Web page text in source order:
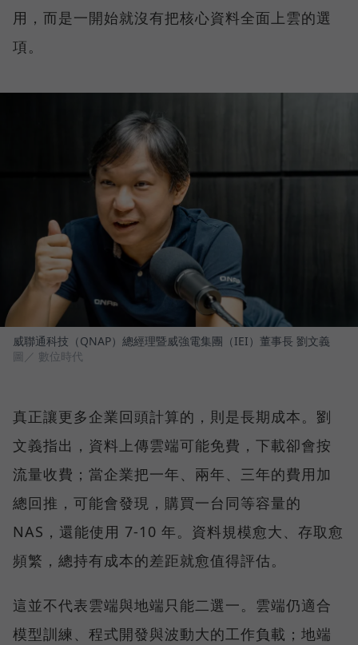
用，而是一開始就沒有把核心資料全面上雲的選
項。
威聯通科技（QNAP）總經理暨威強電集團（IEI）董事長 劉文義
圖／ 數位時代
真正讓更多企業回頭計算的，則是長期成本。劉
文義指出，資料上傳雲端可能免費，下載卻會按
流量收費；當企業把一年、兩年、三年的費用加
總回推，可能會發現，購買一台同等容量的
NAS，還能使用 7-10 年。資料規模愈大、存取愈
頻繁，總持有成本的差距就愈值得評估。
這並不代表雲端與地端只能二選一。雲端仍適合
模型訓練、程式開發與波動大的工作負載；地端